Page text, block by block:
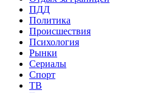
ПДД
Политика
Происшествия
Психология
Рынки
Сериалы
Спорт
ТВ